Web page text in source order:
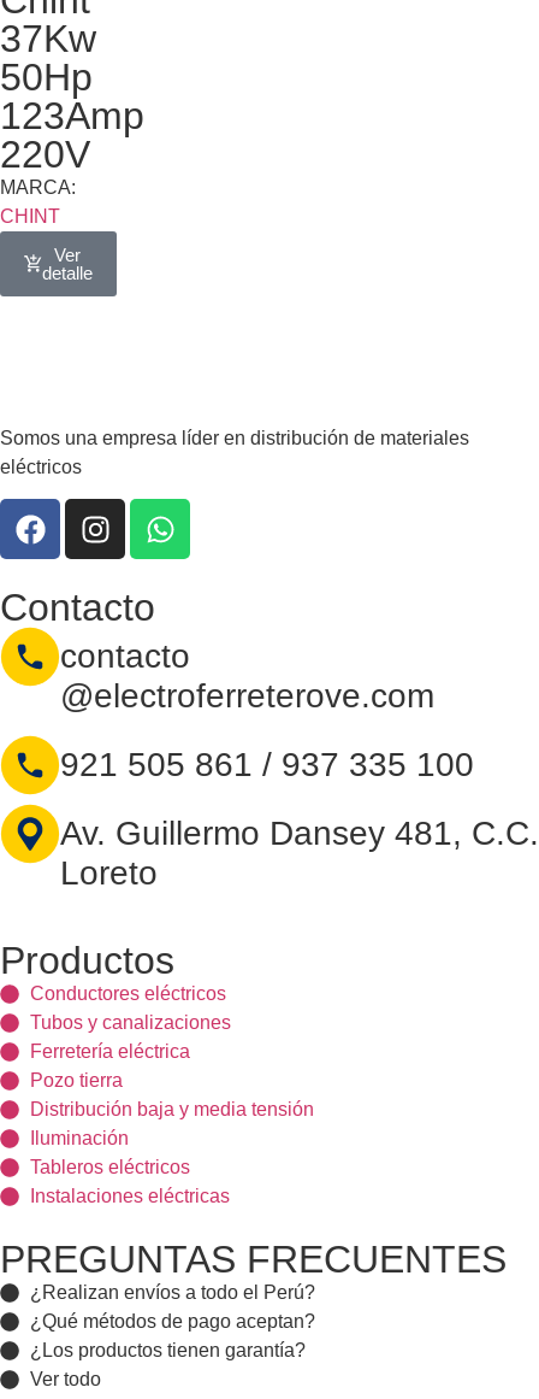
37Kw
50Hp
123Amp
220V
MARCA:
CHINT
Ver
detalle
Somos una empresa líder en distribución de materiales
eléctricos
Contacto
contacto
@electroferreterove.com
921 505 861 / 937 335 100
Av. Guillermo Dansey 481, C.C.
Loreto
Productos
Conductores eléctricos
Tubos y canalizaciones
Ferretería eléctrica
Pozo tierra
Distribución baja y media tensión
Iluminación
Tableros eléctricos
Instalaciones eléctricas
PREGUNTAS FRECUENTES
¿Realizan envíos a todo el Perú?
¿Qué métodos de pago aceptan?
¿Los productos tienen garantía?
Ver todo